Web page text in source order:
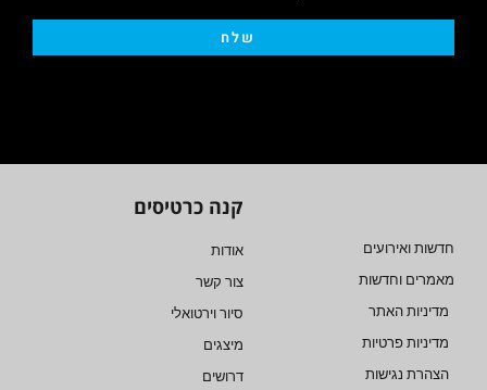
שלח
חדשות ואירועים
מאמרים וחדשות
מדיניות האתר
מדיניות פרטיות
הצהרת נגישות
קנה כרטיסים
אודות
צור קשר
סיור וירטואלי
מיצגים
דרושים